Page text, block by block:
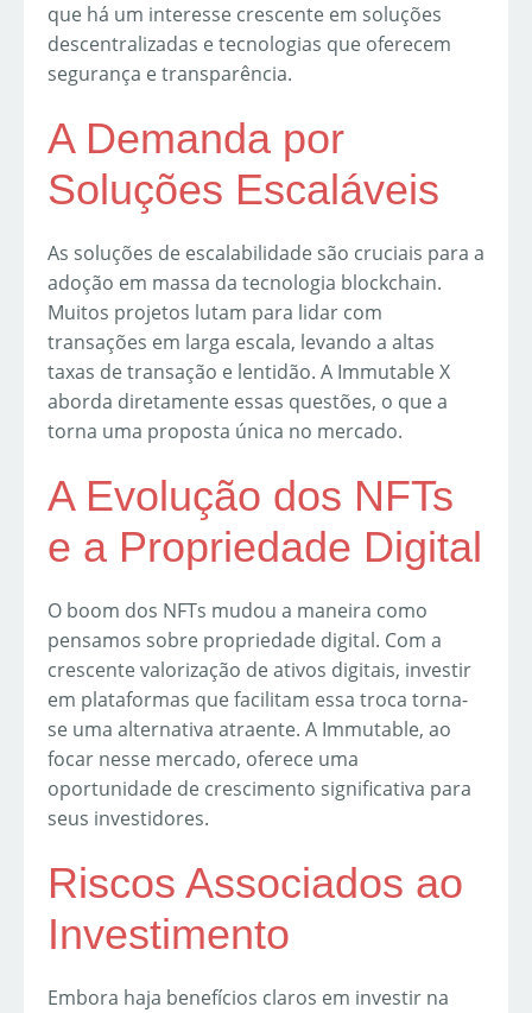
que há um interesse crescente em soluções
descentralizadas e tecnologias que oferecem
segurança e transparência.
A Demanda por
Soluções Escaláveis
As soluções de escalabilidade são cruciais para a
adoção em massa da tecnologia blockchain.
Muitos projetos lutam para lidar com
transações em larga escala, levando a altas
taxas de transação e lentidão. A Immutable X
aborda diretamente essas questões, o que a
torna uma proposta única no mercado.
A Evolução dos NFTs
e a Propriedade Digital
O boom dos NFTs mudou a maneira como
pensamos sobre propriedade digital. Com a
crescente valorização de ativos digitais, investir
em plataformas que facilitam essa troca torna-
se uma alternativa atraente. A Immutable, ao
focar nesse mercado, oferece uma
oportunidade de crescimento significativa para
seus investidores.
Riscos Associados ao
Investimento
Embora haja benefícios claros em investir na